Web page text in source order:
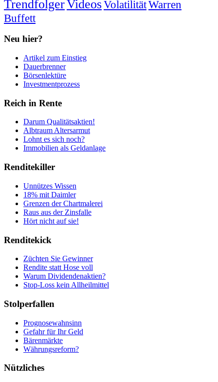
TrendfolgerVideosVolatilitätWarren
Buffett
Neu hier?
Artikel zum Einstieg
Dauerbrenner
Börsenlektüre
Investmentprozess
Reich in Rente
Darum Qualitätsaktien!
Albtraum Altersarmut
Lohnt es sich noch?
Immobilien als Geldanlage
Renditekiller
Unnützes Wissen
18% mit Daimler
Grenzen der Chartmalerei
Raus aus der Zinsfalle
Hört nicht auf sie!
Renditekick
Züchten Sie Gewinner
Rendite statt Hose voll
Warum Dividendenaktien?
Stop-Loss kein Allheilmittel
Stolperfallen
Prognosewahnsinn
Gefahr für Ihr Geld
Bärenmärkte
Währungsreform?
Nützliches